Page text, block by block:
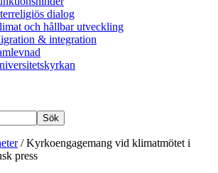
dialog
och hållbar utveckling
& integration
Sök
/Kyrkoengagemang vid klimatmötet i
press